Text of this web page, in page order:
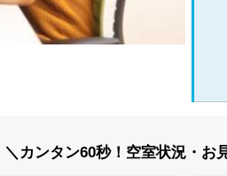
＼カンタン60秒！空室状況・お